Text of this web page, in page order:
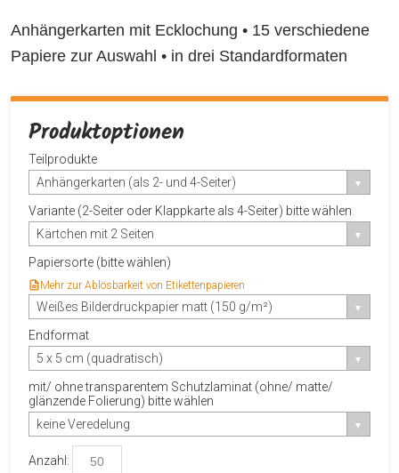
Anhängerkarten mit Ecklochung • 15 verschiedene
Papiere zur Auswahl • in drei Standardformaten
Produktoptionen
Teilprodukte
Anhängerkarten (als 2- und 4-Seiter)
Variante (2-Seiter oder Klappkarte als 4-Seiter) bitte wählen
Kärtchen mit 2 Seiten
Papiersorte (bitte wählen)
Mehr zur Ablösbarkeit von Etikettenpapieren
Weißes Bilderdruckpapier matt (150 g/m²)
Endformat
5 x 5 cm (quadratisch)
mit/ ohne transparentem Schutzlaminat (ohne/ matte/
glänzende Folierung) bitte wählen
keine Veredelung
Anzahl: